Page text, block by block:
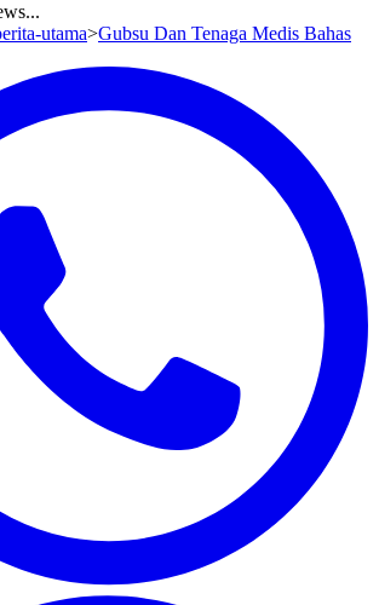
utama>Gubsu Dan Tenaga Medis Bahas